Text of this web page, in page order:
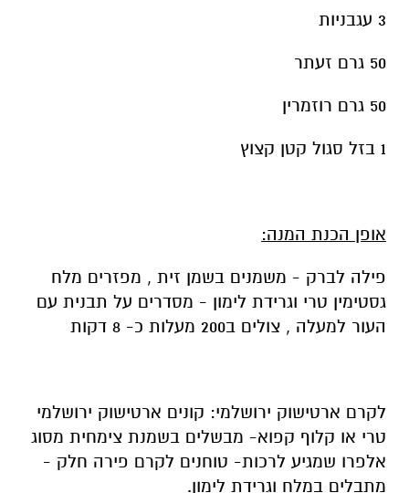
3 עגבניות
50 גרם זעתר
50 גרם רוזמרין
1 בזל סגול קטן קצוץ
אופן הכנת המנה:
פילה לברק - משמנים בשמן זית , מפזרים מלח
גסטימין טרי וגרידת לימון - מסדרים על תבנית עם
העור למעלה , צולים ב200 מעלות כ- 8 דקות
לקרם ארטישוק ירושלמי: קונים ארטישוק ירושלמי
טרי או קלוף קפוא- מבשלים בשמנת צימחית מסוג
אלפרו שמגיע לרכות- טוחנים לקרם פירה חלק -
מתבלים במלח וגרידת לימון.